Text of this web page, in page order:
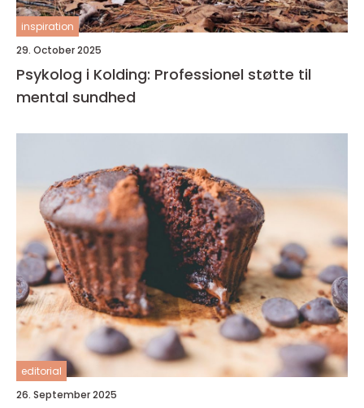
inspiration
29. October 2025
Psykolog i Kolding: Professionel støtte til
mental sundhed
editorial
26. September 2025